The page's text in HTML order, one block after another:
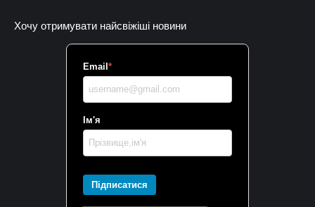
Хочу отримувати найсвіжіші новини
Email *
Ім'я
Підписатися